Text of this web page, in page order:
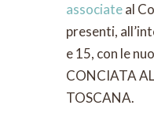
associateal
presenti,
e 15, con le
CONCIATA
TOSCANA.